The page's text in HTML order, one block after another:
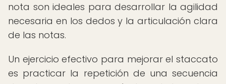
nota son ideales para desarrollar la agilidad
necesaria en los dedos y la articulación clara
de las notas.
Un ejercicio efectivo para mejorar el staccato
es practicar la repetición de una secuencia